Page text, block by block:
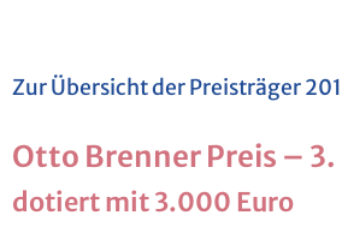
Zur Über­sicht der Preis­trä­ger
Otto Bren­ner Preis – 3.
do­tiert mit 3.000 Euro